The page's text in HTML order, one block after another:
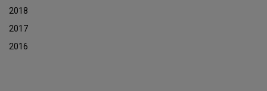
2018
2017
2016